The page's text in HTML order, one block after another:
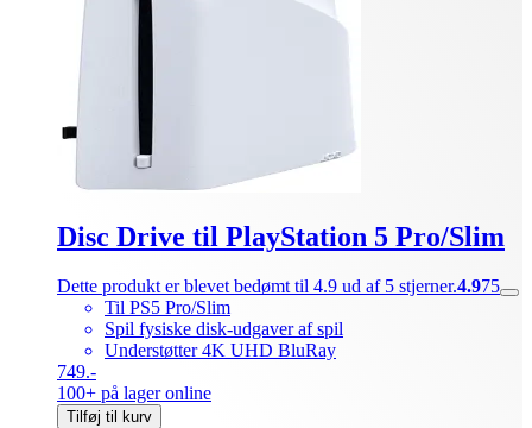
Disc Drive til PlayStation 5 Pro/Slim
Dette produkt er blevet bedømt til 4.9 ud af 5 stjerner.4.975
Til PS5 Pro/Slim
Spil fysiske disk-udgaver af spil
Understøtter 4K UHD BluRay
749.-
100+ på lager online
Tilføj til kurv